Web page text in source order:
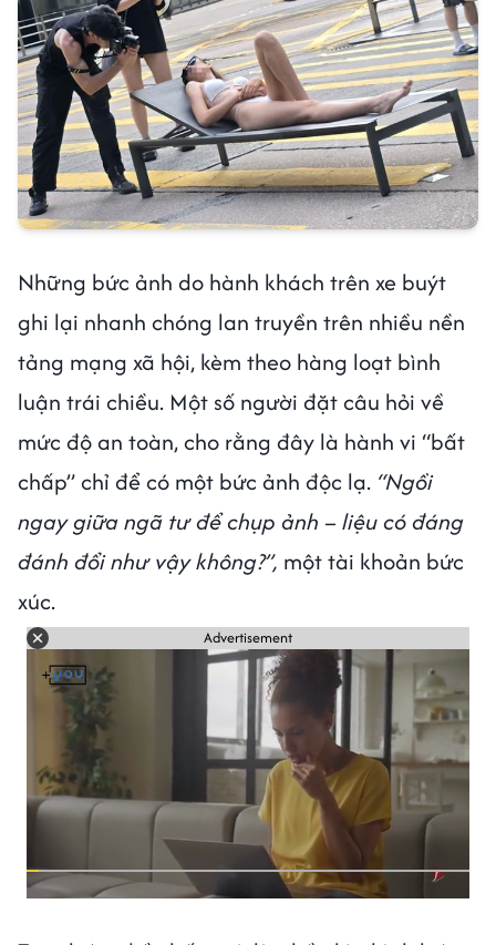
Những bức ảnh do hành khách trên xe buýt
ghi lại nhanh chóng lan truyền trên nhiều nền
tảng mạng xã hội, kèm theo hàng loạt bình
luận trái chiều. Một số người đặt câu hỏi về
mức độ an toàn, cho rằng đây là hành vi “bất
chấp” chỉ để có một bức ảnh độc lạ. “Ngồi
ngay giữa ngã tư để chụp ảnh – liệu có đáng
đánh đổi như vậy không?”, một tài khoản bức
xúc.
Advertisement